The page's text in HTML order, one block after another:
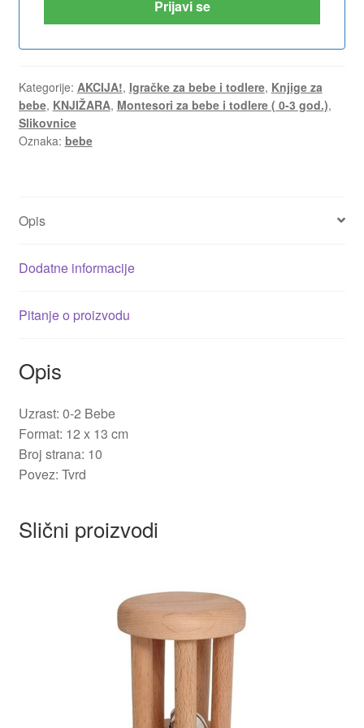
Prijavi se
Kategorije: AKCIJA!, Igračke za bebe i todlere, Knjige za
bebe, KNJIŽARA, Montesori za bebe i todlere ( 0-3 god.),
Slikovnice
Oznaka: bebe
Opis
Dodatne informacije
Pitanje o proizvodu
Opis
Uzrast: 0-2 Bebe
Format: 12 x 13 cm
Broj strana: 10
Povez: Tvrd
Slični proizvodi